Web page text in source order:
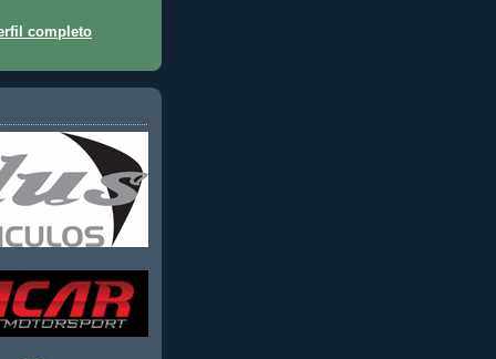
completo